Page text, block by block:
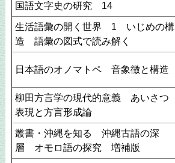
国語文字史の研究 14
生活語彙の開く世界 1 いじめの構
造 語彙の図式で読み解く
日本語のオノマトペ 音象徴と構造
柳田方言学の現代的意義 あいさつ
表現と方言形成論
叢書・沖縄を知る 沖縄古語の深
層 オモロ語の探究 増補版